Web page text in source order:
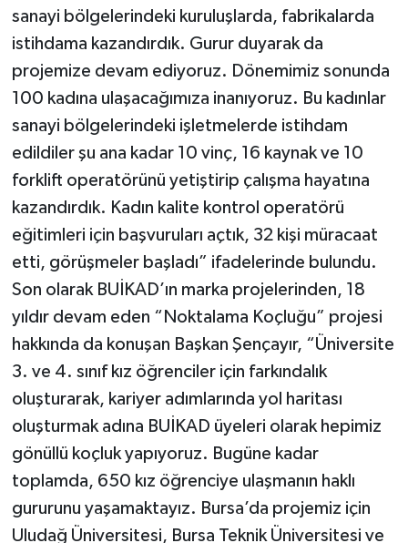
sanayi bölgelerindeki kuruluşlarda, fabrikalarda
istihdama kazandırdık. Gurur duyarak da
projemize devam ediyoruz. Dönemimiz sonunda
100 kadına ulaşacağımıza inanıyoruz. Bu kadınlar
sanayi bölgelerindeki işletmelerde istihdam
edildiler şu ana kadar 10 vinç, 16 kaynak ve 10
forklift operatörünü yetiştirip çalışma hayatına
kazandırdık. Kadın kalite kontrol operatörü
eğitimleri için başvuruları açtık, 32 kişi müracaat
etti, görüşmeler başladı” ifadelerinde bulundu.
Son olarak BUİKAD’ın marka projelerinden, 18
yıldır devam eden “Noktalama Koçluğu” projesi
hakkında da konuşan Başkan Şençayır, “Üniversite
3. ve 4. sınıf kız öğrenciler için farkındalık
oluşturarak, kariyer adımlarında yol haritası
oluşturmak adına BUİKAD üyeleri olarak hepimiz
gönüllü koçluk yapıyoruz. Bugüne kadar
toplamda, 650 kız öğrenciye ulaşmanın haklı
gururunu yaşamaktayız. Bursa’da projemiz için
Uludağ Üniversitesi, Bursa Teknik Üniversitesi ve